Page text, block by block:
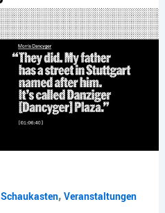
Schaukasten, Veranstaltungen